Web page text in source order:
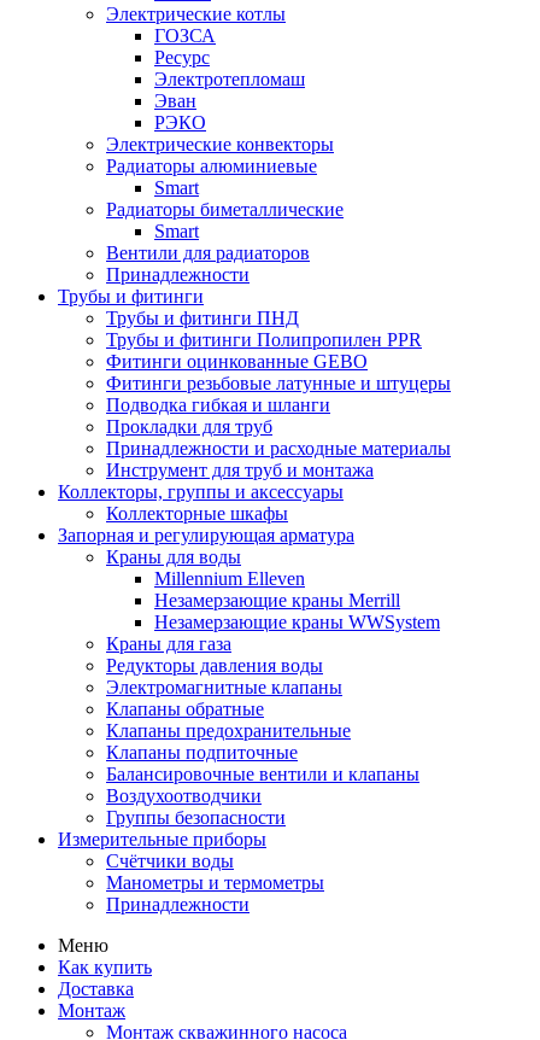
Электрические котлы
ГОЗСА
Ресурс
Электротепломаш
Эван
РЭКО
Электрические конвекторы
Радиаторы алюминиевые
Smart
Радиаторы биметаллические
Smart
Вентили для радиаторов
Принадлежности
Трубы и фитинги
Трубы и фитинги ПНД
Трубы и фитинги Полипропилен PPR
Фитинги оцинкованные GEBO
Фитинги резьбовые латунные и штуцеры
Подводка гибкая и шланги
Прокладки для труб
Принадлежности и расходные материалы
Инструмент для труб и монтажа
Коллекторы, группы и аксессуары
Коллекторные шкафы
Запорная и регулирующая арматура
Краны для воды
Millennium Elleven
Незамерзающие краны Merrill
Незамерзающие краны WWSystem
Краны для газа
Редукторы давления воды
Электромагнитные клапаны
Клапаны обратные
Клапаны предохранительные
Клапаны подпиточные
Балансировочные вентили и клапаны
Воздухоотводчики
Группы безопасности
Измерительные приборы
Счётчики воды
Манометры и термометры
Принадлежности
Меню
Как купить
Доставка
Монтаж
Монтаж скважинного насоса